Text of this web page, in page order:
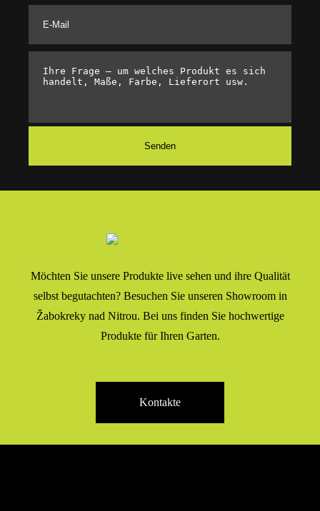
Möchten Sie unsere Produkte live sehen und ihre Qualität
selbst begutachten? Besuchen Sie unseren Showroom in
Žabokreky nad Nitrou. Bei uns finden Sie hochwertige
Produkte für Ihren Garten.
Kontakte